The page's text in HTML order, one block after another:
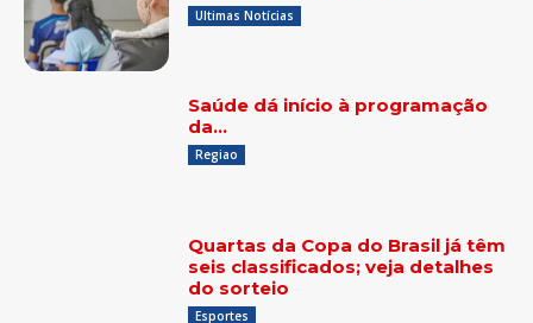
Ultimas Notícias
Saúde dá início à programação
da…
Regiao
Quartas da Copa do Brasil já têm
seis classificados; veja detalhes
do sorteio
Esportes